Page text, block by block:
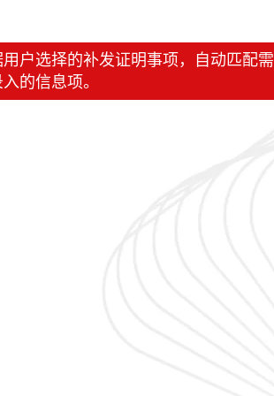
户选择的补发证明事项，自动匹配需
的信息项。